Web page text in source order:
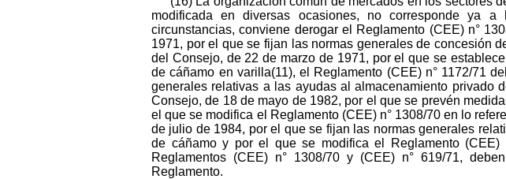
modificada en diversas ocasiones, no corresponde ya
circunstancias, conviene derogar el Reglamento (CEE) n°
1971, por el que se fijan las normas generales de concesión
del Consejo, de 22 de marzo de 1971, por el que se
de cáñamo en varilla(11), el Reglamento (CEE) n° 1172/71
generales relativas a las ayudas al almacenamiento privado
Consejo, de 18 de mayo de 1982, por el que se prevén
el que se modifica el Reglamento (CEE) n° 1308/70 en lo
de julio de 1984, por el que se fijan las normas generales
de cáñamo y por el que se modifica el Reglamento
Reglamentos (CEE) n° 1308/70 y (CEE) n° 619/71,
Reglamento.